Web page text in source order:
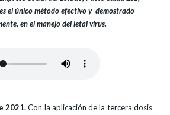
el único método efectivo y demostrado
en el manejo del letal virus.
2021.Con la aplicación de la tercera dosis